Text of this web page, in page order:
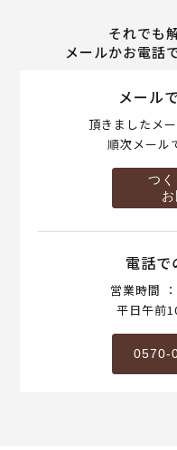
それでも
メールかお電話
メール
頂きましたメ
順次メール
つ
電話で
営業時間
平日午前
0570-